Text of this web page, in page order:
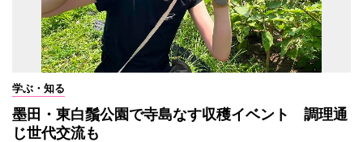
学ぶ・知る
墨田・東白鬚公園で寺島なす収穫イベント 調理通
じ世代交流も